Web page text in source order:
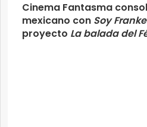
Cinema Fantasma
mexicano con Soy
proyecto La balada del